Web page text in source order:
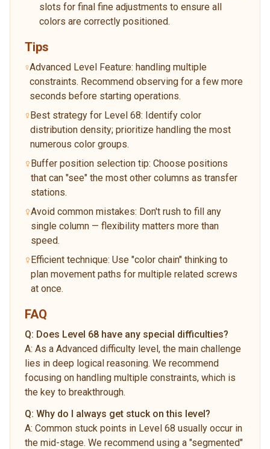
slots for final fine adjustments to ensure all
colors are correctly positioned.
Tips
Advanced Level Feature: handling multiple
constraints. Recommend observing for a few more
seconds before starting operations.
Best strategy for Level 68: Identify color
distribution density; prioritize handling the most
numerous color groups.
Buffer position selection tip: Choose positions
that can "see" the most other columns as transfer
stations.
Avoid common mistakes: Don't rush to fill any
single column — flexibility matters more than
speed.
Efficient technique: Use "color chain" thinking to
plan movement paths for multiple related screws
at once.
FAQ
Q: Does Level 68 have any special difficulties?
A: As a Advanced difficulty level, the main challenge
lies in deep logical reasoning. We recommend
focusing on handling multiple constraints, which is
the key to breakthrough.
Q: Why do I always get stuck on this level?
A: Common stuck points in Level 68 usually occur in
the mid-stage. We recommend using a "segmented"